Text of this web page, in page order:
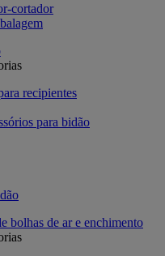
cortador
recipientes
para bidão
bolhas de ar e enchimento